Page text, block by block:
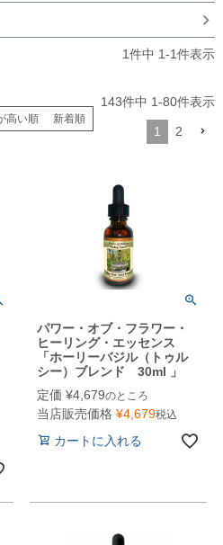
1件中 1-1件表示
高い順 新着順
143件中 1-80件表示
1 2
パワー・オブ・フラワー・
ヒーリング・エッセンス
「ホーリーバジル（トゥル
シー）ブレンド 30ml 」
定価 ¥4,679のところ
当店販売価格 ¥4,679税込
カートに入れる